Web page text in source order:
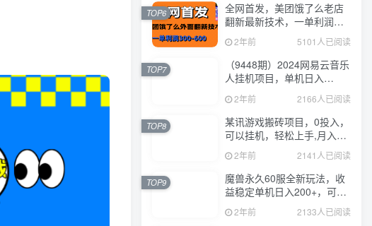
全网首发，美团饿了么老店
翻新最新技术，一单利润
300-600
2年前 5101人已阅读
TOP6
（9448期）2024网易云音乐
人挂机项目，单机日入
150+，无脑月入5000+
2年前 2166人已阅读
TOP7
某讯游戏搬砖项目，0投入，
可以挂机，轻松上手,月入
3000+上不封顶
2年前 2141人已阅读
TOP8
魔兽永久60服全新玩法，收
益稳定单机日入200+，可以
多开矩阵操作。
2年前 2133人已阅读
TOP9